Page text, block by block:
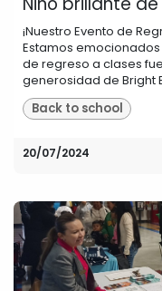
¡Nuestro Evento de
Estamos
de regreso a clases
generosidad de Bright
Back to school
20/07/2024